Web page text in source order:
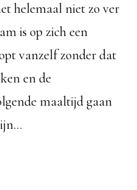
helemaal niet zo ver
is op zich een
vanzelf zonder dat
en de
maaltijd gaan